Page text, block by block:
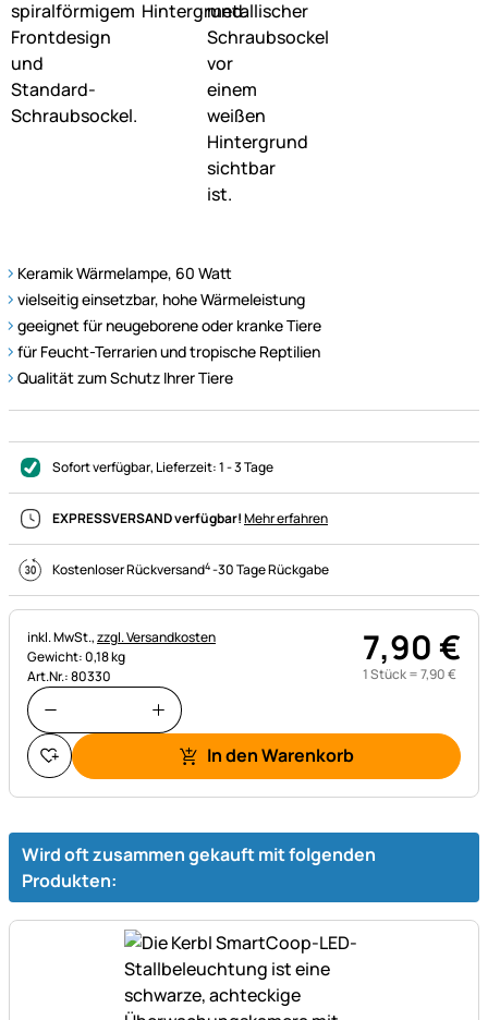
Keramik Wärmelampe, 60 Watt
vielseitig einsetzbar, hohe Wärmeleistung
geeignet für neugeborene oder kranke Tiere
für Feucht-Terrarien und tropische Reptilien
Qualität zum Schutz Ihrer Tiere
Sofort verfügbar, Lieferzeit:1 - 3 Tage
EXPRESSVERSAND verfügbar!Mehr erfahren
Kostenloser Rückversand4-30 Tage Rückgabe
Steuerhinweis:
inkl. MwSt.,zzgl. Versandkosten
Gewicht: 0,18 kg
Art.Nr.: 80330
7,90€
1 Stück =7,90€
In den Warenkorb
Wird oft zusammen gekauft mit folgenden
Produkten: